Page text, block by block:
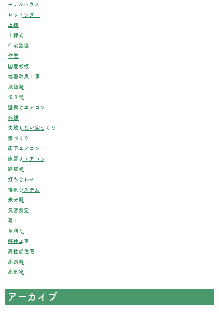
モデルハウス
レッドシダー
上棟
上棟式
住宅設備
作業
国産杉板
地盤改良工事
地鎮祭
塗り壁
壁掛けエアコン
外観
失敗しない家づくり
家づくり
床下エアコン
床置きエアコン
建築費
打ち合わせ
換気システム
未分類
気密測定
着工
草刈り
解体工事
高性能住宅
高断熱
高気密
アーカイブ